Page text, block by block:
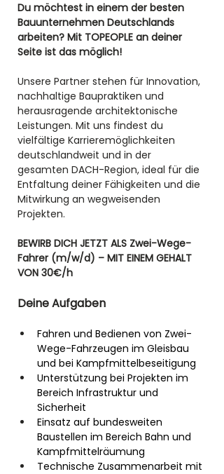
Du möchtest in einem der besten
Bauunternehmen Deutschlands
arbeiten? Mit TOPEOPLE an deiner
Seite ist das möglich!
Unsere Partner stehen für Innovation,
nachhaltige Baupraktiken und
herausragende architektonische
Leistungen. Mit uns findest du
vielfältige Karrieremöglichkeiten
deutschlandweit und in der
gesamten DACH-Region, ideal für die
Entfaltung deiner Fähigkeiten und die
Mitwirkung an wegweisenden
Projekten.
BEWIRB DICH JETZT ALS Zwei-Wege-
Fahrer (m/w/d) – MIT EINEM GEHALT
VON 30€/h
Deine Aufgaben
Fahren und Bedienen von Zwei-
Wege-Fahrzeugen im Gleisbau
und bei Kampfmittelbeseitigung
Unterstützung bei Projekten im
Bereich Infrastruktur und
Sicherheit
Einsatz auf bundesweiten
Baustellen im Bereich Bahn und
Kampfmittelräumung
Technische Zusammenarbeit mit